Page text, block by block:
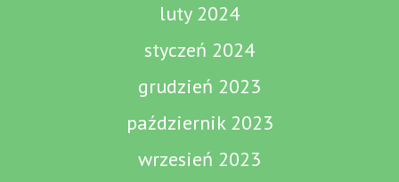
luty 2024
styczeń 2024
grudzień 2023
październik 2023
wrzesień 2023